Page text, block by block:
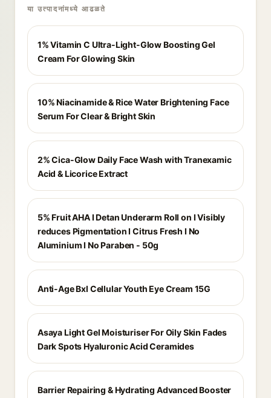
या उत्पादनांमध्ये आढळते
1% Vitamin C Ultra-Light-Glow Boosting Gel
Cream For Glowing Skin
10% Niacinamide & Rice Water Brightening Face
Serum For Clear & Bright Skin
2% Cica-Glow Daily Face Wash with Tranexamic
Acid & Licorice Extract
5% Fruit AHA I Detan Underarm Roll on I Visibly
reduces Pigmentation I Citrus Fresh I No
Aluminium I No Paraben - 50g
Anti-Age Bxl Cellular Youth Eye Cream 15G
Asaya Light Gel Moisturiser For Oily Skin Fades
Dark Spots Hyaluronic Acid Ceramides
Barrier Repairing & Hydrating Advanced Booster